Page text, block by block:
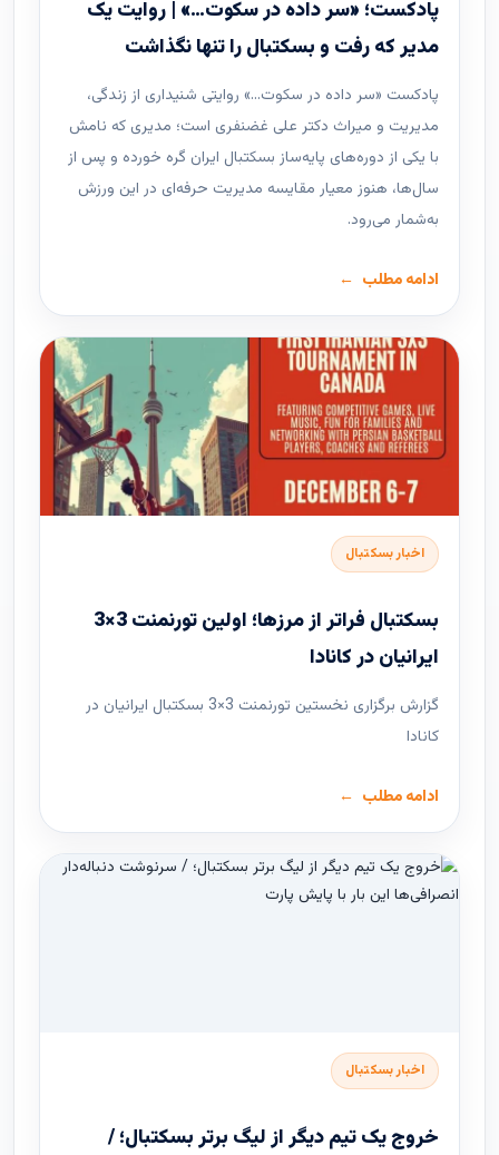
پادکست؛ «سر داده در سکوت…» | روایت یک
مدیر که رفت و بسکتبال را تنها نگذاشت
پادکست «سر داده در سکوت…» روایتی شنیداری از زندگی،
مدیریت و میراث دکتر علی غضنفری است؛ مدیری که نامش
با یکی از دوره‌های پایه‌ساز بسکتبال ایران گره خورده و پس از
سال‌ها، هنوز معیار مقایسه مدیریت حرفه‌ای در این ورزش
به‌شمار می‌رود.
ادامه مطلب
اخبار بسکتبال
بسکتبال فراتر از مرزها؛ اولین تورنمنت 3×3
ایرانیان در کانادا
گزارش برگزاری نخستین تورنمنت 3×3 بسکتبال ایرانیان در
کانادا
ادامه مطلب
اخبار بسکتبال
خروج یک تیم دیگر از لیگ برتر بسکتبال؛ /